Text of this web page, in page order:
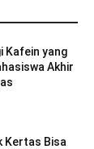
Kafein yang
Akhir
Kertas Bisa